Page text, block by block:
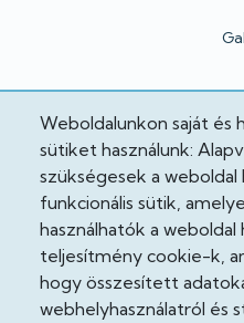
Weboldalunkon saját és
sütiket használunk:
szükségesek a weboldal
funkcionális sütik,
használhatók a weboldal
teljesítmény cookie-k,
hogy összesített
webhelyhasználatról és
Cooekie